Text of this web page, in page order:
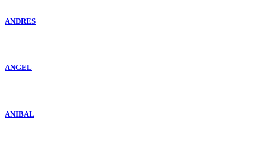
ANDRES
ANGEL
ANIBAL